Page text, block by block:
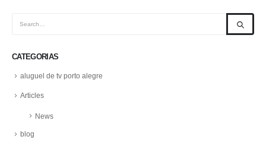
CATEGORIAS
aluguel de tv porto alegre
Articles
News
blog